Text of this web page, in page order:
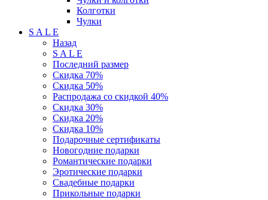
Колготки
Чулки
S A L E
Назад
S A L E
Последний размер
Скидка 70%
Скидка 50%
Распродажа со скидкой 40%
Скидка 30%
Скидка 20%
Скидка 10%
Подарочные сертификаты
Новогодние подарки
Романтические подарки
Эротические подарки
Свадебные подарки
Прикольные подарки